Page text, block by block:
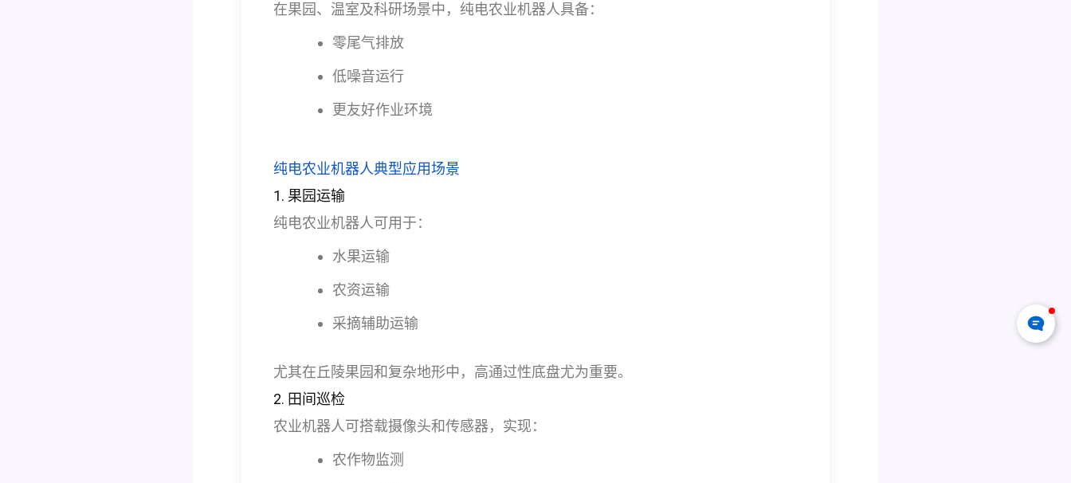
在果园、温室及科研场景中，纯电农业机器人具备：
零尾气排放
低噪音运行
更友好作业环境
纯电农业机器人典型应用场景
1. 果园运输
纯电农业机器人可用于：
水果运输
农资运输
采摘辅助运输
尤其在丘陵果园和复杂地形中，高通过性底盘尤为重要。
2. 田间巡检
农业机器人可搭载摄像头和传感器，实现：
农作物监测